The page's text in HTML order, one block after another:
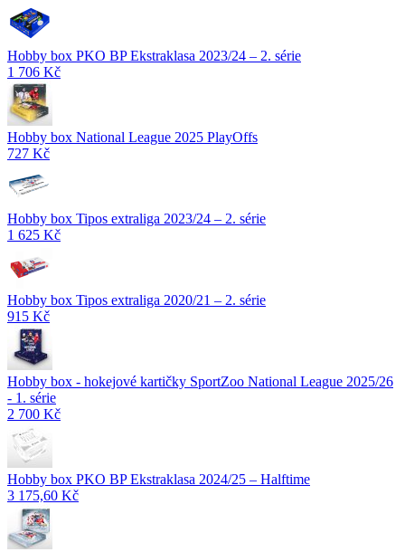
Hobby box PKO BP Ekstraklasa 2023/24 – 2. série
1 706 Kč
Hobby box National League 2025 PlayOffs
727 Kč
Hobby box Tipos extraliga 2023/24 – 2. série
1 625 Kč
Hobby box Tipos extraliga 2020/21 – 2. série
915 Kč
Hobby box - hokejové kartičky SportZoo National League 2025/26
- 1. série
2 700 Kč
Hobby box PKO BP Ekstraklasa 2024/25 – Halftime
3 175,60 Kč